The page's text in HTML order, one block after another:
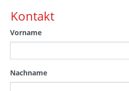
Kontakt
Vorname
Nachname